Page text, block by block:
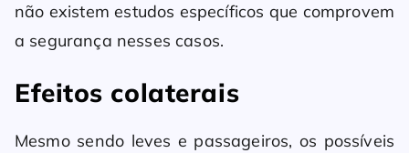
não existem estudos específicos que comprovem
a segurança nesses casos.
Efeitos colaterais
Mesmo sendo leves e passageiros, os possíveis